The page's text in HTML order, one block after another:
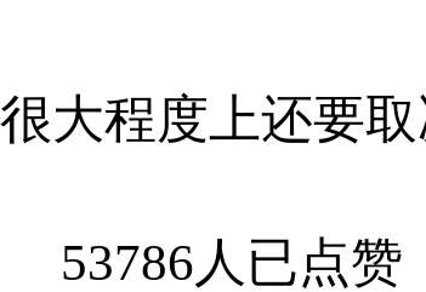
大程度上还要
53786人已点赞